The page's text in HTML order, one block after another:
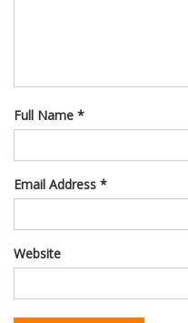
Full Name *
Email Address *
Website